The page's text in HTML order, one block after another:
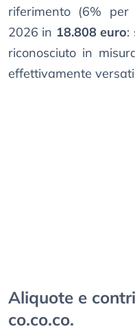
riferimento (6%
2026 in 18.808 euro:
riconosciuto in
effettivamente
Aliquote e
co.co.co.